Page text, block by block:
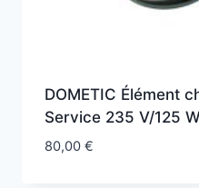
DOMETIC Élément
Service 235 V/125 W
80,00 €